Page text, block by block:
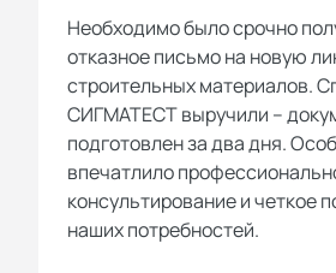
Необходимо было срочно
отказное письмо на новую
строительных материалов.
СИГМАТЕСТ выручили –
подготовлен за два дня.
впечатлило
консультирование и четкое
наших потребностей.